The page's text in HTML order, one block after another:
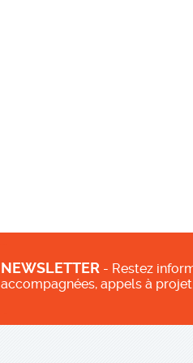
NEWSLETTER - Restez
accompagnées, appels à